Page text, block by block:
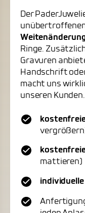
Der
Ringe.
Gravuren
Handschrift
macht uns
unseren Kunden.
mattieren)